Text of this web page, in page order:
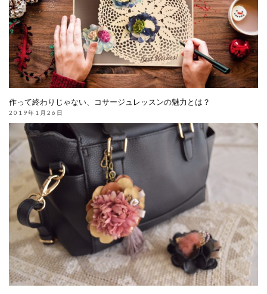
作って終わりじゃない、コサージュレッスンの魅力とは？
2019年1月26日